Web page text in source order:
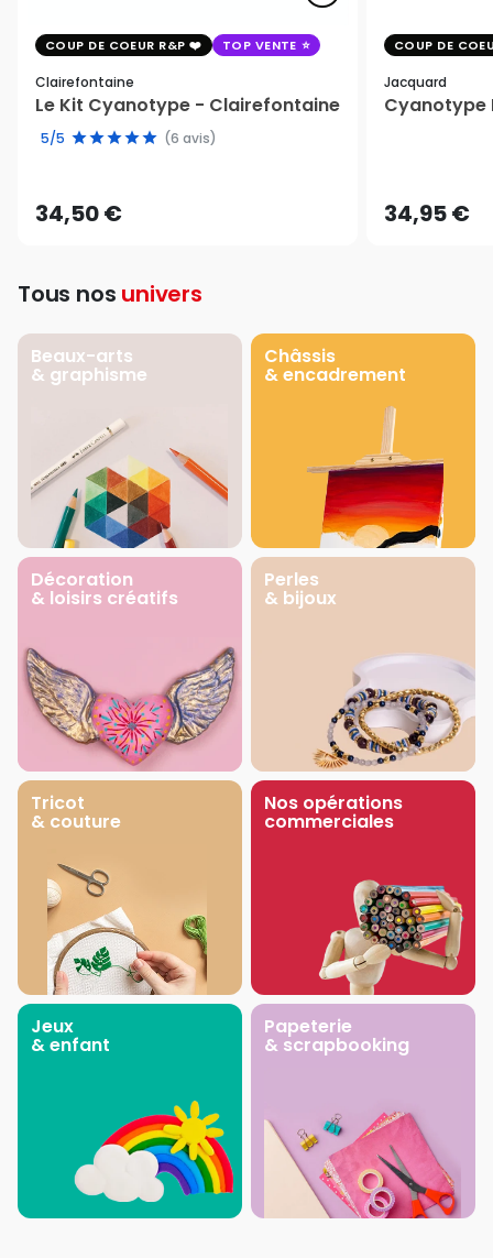
COUP DE COEUR R&P TOP VENTE
Clairefontaine
Le Kit Cyanotype - Clairefontaine
5/5 (6 avis)
34,50 €
COUP DE
Jacquard
Cyanotype
34,95 €
Tous nos univers
Beaux-arts
& graphisme
Châssis
& encadrement
Décoration
& loisirs créatifs
Perles
& bijoux
Tricot
& couture
Nos opérations
commerciales
Jeux
& enfant
Papeterie
& scrapbooking